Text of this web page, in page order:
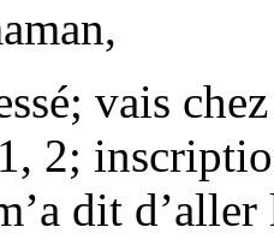
vais
2;
dit